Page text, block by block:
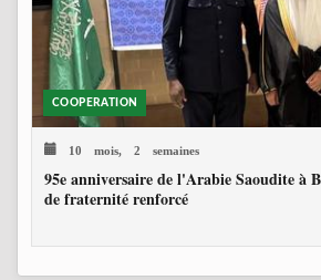
COOPERATION
10 mois, 2 semaines
95e anniversaire de l'Arabie Saoudite à
de fraternité renforcé